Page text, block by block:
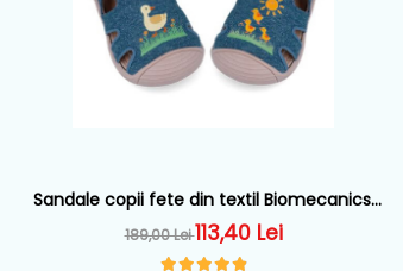
Sandale copii fete din textil Biomecanics,
Albastru - 262178-A371
189,00 Lei113,40 Lei